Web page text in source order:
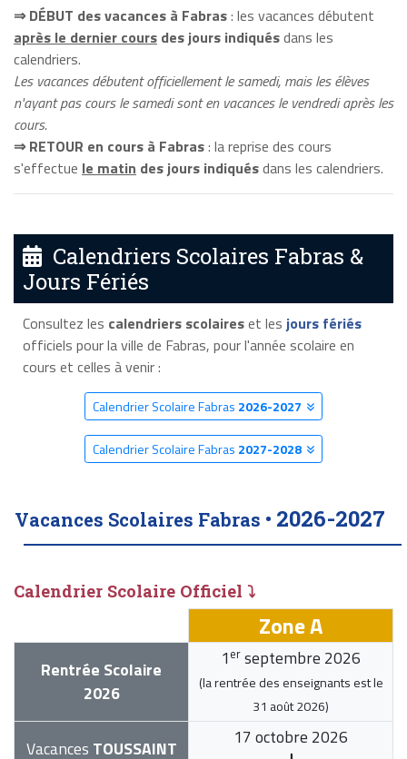
⇒ DÉBUT des vacances à Fabras: les vacances débutent
après le dernier cours des jours indiquésdans les
calendriers.
Les vacances débutent officiellement le samedi, mais les élèves
n'ayant pas cours le samedi sont en vacances le vendredi après les
cours.
⇒ RETOUR en cours à Fabras: la reprise des cours
s'effectue le matin des jours indiquésdans les calendriers.
Calendriers Scolaires Fabras &
Jours Fériés
Consultez les calendriers scolaireset les jours fériés
officiels pour la ville de Fabras, pour l'année scolaire en
cours et celles à venir :
Calendrier Scolaire Fabras 2026-2027
Calendrier Scolaire Fabras 2027-2028
Vacances Scolaires Fabras • 2026-2027
Calendrier Scolaire Officiel ⤵
Zone A
Rentrée Scolaire
2026
1 er septembre 2026
(la rentrée des enseignants est le
31 août 2026)
Vacances TOUSSAINT 17 octobre 2026